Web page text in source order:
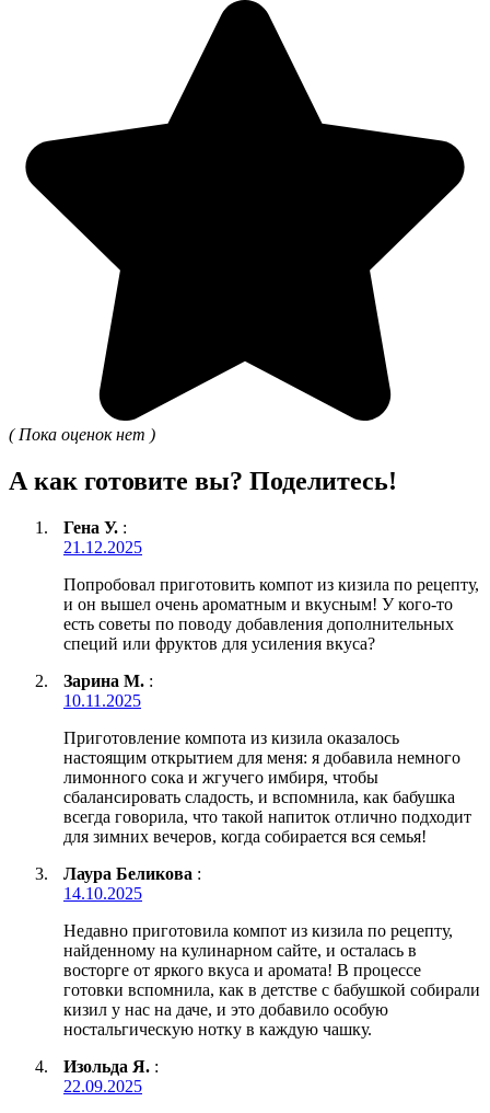
( Пока оценок нет )
А как готовите вы? Поделитесь!
Гена У. :
21.12.2025
Попробовал приготовить компот из кизила по рецепту,
и он вышел очень ароматным и вкусным! У кого-то
есть советы по поводу добавления дополнительных
специй или фруктов для усиления вкуса?
Зарина М. :
10.11.2025
Приготовление компота из кизила оказалось
настоящим открытием для меня: я добавила немного
лимонного сока и жгучего имбиря, чтобы
сбалансировать сладость, и вспомнила, как бабушка
всегда говорила, что такой напиток отлично подходит
для зимних вечеров, когда собирается вся семья!
Лаура Беликова :
14.10.2025
Недавно приготовила компот из кизила по рецепту,
найденному на кулинарном сайте, и осталась в
восторге от яркого вкуса и аромата! В процессе
готовки вспомнила, как в детстве с бабушкой собирали
кизил у нас на даче, и это добавило особую
ностальгическую нотку в каждую чашку.
Изольда Я. :
22.09.2025